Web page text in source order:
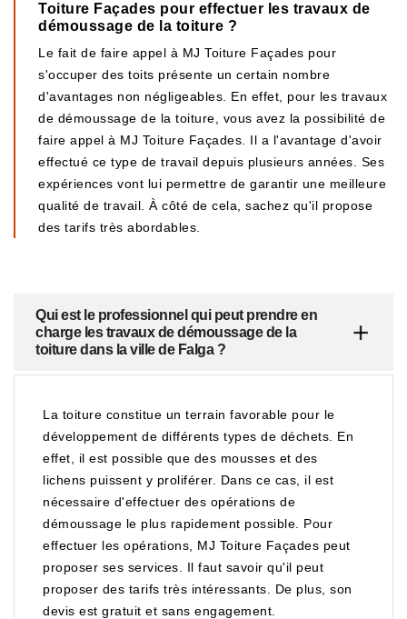
Toiture Façades pour effectuer les travaux de
démoussage de la toiture ?
Le fait de faire appel à MJ Toiture Façades pour
s'occuper des toits présente un certain nombre
d'avantages non négligeables. En effet, pour les travaux
de démoussage de la toiture, vous avez la possibilité de
faire appel à MJ Toiture Façades. Il a l'avantage d'avoir
effectué ce type de travail depuis plusieurs années. Ses
expériences vont lui permettre de garantir une meilleure
qualité de travail. À côté de cela, sachez qu'il propose
des tarifs très abordables.
Qui est le professionnel qui peut prendre en
charge les travaux de démoussage de la
toiture dans la ville de Falga ?
La toiture constitue un terrain favorable pour le
développement de différents types de déchets. En
effet, il est possible que des mousses et des
lichens puissent y proliférer. Dans ce cas, il est
nécessaire d'effectuer des opérations de
démoussage le plus rapidement possible. Pour
effectuer les opérations, MJ Toiture Façades peut
proposer ses services. Il faut savoir qu'il peut
proposer des tarifs très intéressants. De plus, son
devis est gratuit et sans engagement.